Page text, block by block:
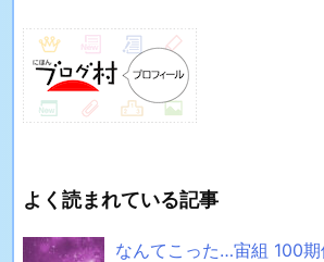
よく読まれている記事
なんてこった…宙組 100